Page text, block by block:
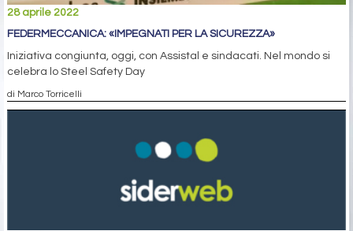
28 aprile 2022
FEDERMECCANICA: «IMPEGNATI PER LA SICUREZZA»
Iniziativa congiunta, oggi, con Assistal e sindacati. Nel mondo si
celebra lo Steel Safety Day
di Marco Torricelli